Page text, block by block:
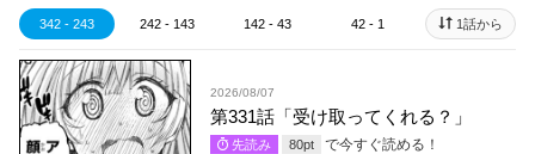
342 - 243 242 - 143 142 - 43 42 - 1 1話から
2026/08/07
第331話「受け取ってくれる？」
先読み 80pt で今すぐ読める！